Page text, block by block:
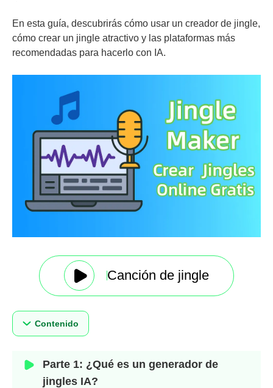
En esta guía, descubrirás cómo usar un creador de jingle,
cómo crear un jingle atractivo y las plataformas más
recomendadas para hacerlo con IA.
Canción de jingle
Contenido
Parte 1: ¿Qué es un generador de
jingles IA?